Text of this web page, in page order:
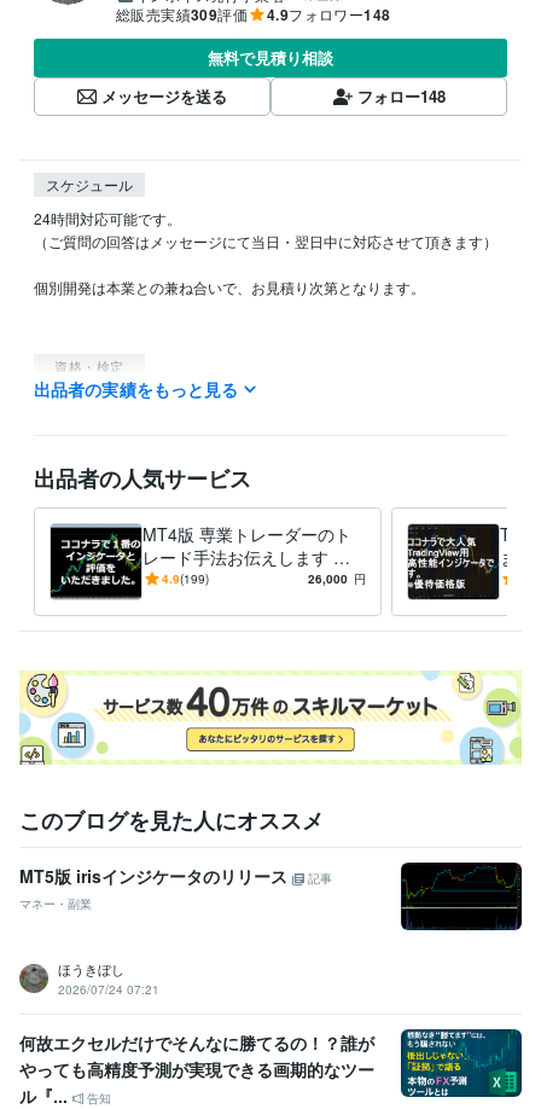
総販売実績309評価 4.9フォロワー148
無料で見積り相談
メッセージを送る
フォロー148
スケジュール
24時間対応可能です。
（ご質問の回答はメッセージにて当日・翌日中に対応させて頂きます）
個別開発は本業との兼ね合いで、お見積り次第となります。
資格・検定
AWS ソリューションアーキテクト
取得年 : 2022年
得意分野
資産運用・副業の相談 FXトレード経験10年以上あります。 金融シ
ステム開発
仮想通貨 専業 為替事業会社 証券
出品者の実績をもっと見る
出品者の人気サービス
MT4版 専業トレーダーのト
レード手法お伝えします 専
業トレーダーが長年使ってき
4.9(199) 26,000 円
ま
てき
このブログを見た人にオススメ
MT5版 irisインジケータのリリース
記事
マネー・副業
ほうきぼし
2026/07/24 07:21
何故エクセルだけでそんなに勝てるの！？誰が
やっても高精度予測が実現できる画期的なツー
ル『...
告知